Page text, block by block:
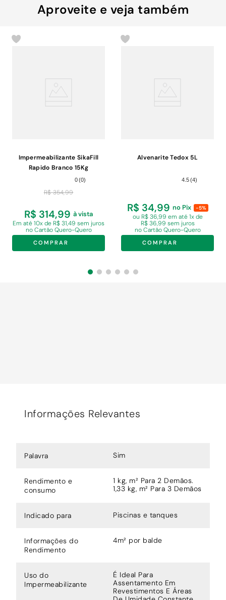
Aproveite e veja também
Impermeabilizante SikaFill
Rapido Branco 15Kg
0(0)
R$ 354,99
R$ 314,99 à vista
Em até 10x de R$ 31,49 sem juros
no Cartão Quero-Quero
COMPRAR
Alvenarite Tedox 5L
4.5 (4)
R$ 34,99 no Pix -5%
ou R$ 36,99 em até 1x de
R$ 36,99 sem juros
no Cartão Quero-Quero
COMPRAR
Informações Relevantes
Palavra Sim
Rendimento e
consumo
1 kg, m² Para 2 Demãos.
1,33 kg, m² Para 3 Demãos
Indicado para Piscinas e tanques
Informações do
Rendimento
4m² por balde
Uso do
Impermeabilizante
É Ideal Para
Assentamento Em
Revestimentos E Áreas